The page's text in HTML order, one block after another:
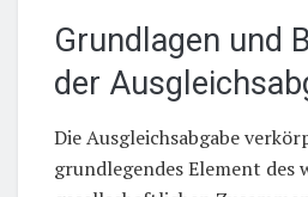
Grundlagen und
der
Die Ausgleichsabgabe
grundlegendes Element